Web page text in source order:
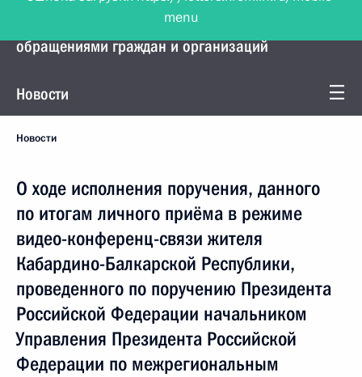
Управление Президента по работе с
обращениями граждан и организаций
Новости
Новости
О ходе исполнения поручения, данного
по итогам личного приёма в режиме
видео-конференц-связи жителя
Кабардино-Балкарской Республики,
проведенного по поручению Президента
Российской Федерации начальником
Управления Президента Российской
Федерации по межрегиональным
menu